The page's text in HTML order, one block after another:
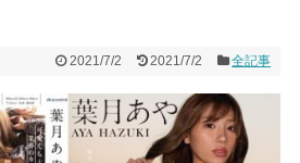
2021/7/2 2021/7/2 全記事